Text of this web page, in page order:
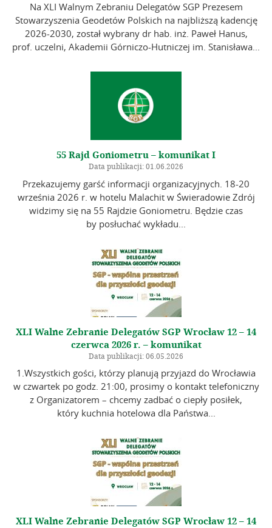
Na XLI Walnym Zebraniu Delegatów SGP Prezesem
Stowarzyszenia Geodetów Polskich na najbliższą kadencję
2026-2030, został wybrany dr hab. inż. Paweł Hanus,
prof. uczelni, Akademii Górniczo-Hutniczej im. Stanisława...
55 Rajd Goniometru – komunikat I
Data publikacji: 01.06.2026
Przekazujemy garść informacji organizacyjnych. 18-20
września 2026 r. w hotelu Malachit w Świeradowie Zdrój
widzimy się na 55 Rajdzie Goniometru. Będzie czas
by posłuchać wykładu...
XLI Walne Zebranie Delegatów SGP Wrocław 12 – 14
czerwca 2026 r. – komunikat
Data publikacji: 06.05.2026
1.Wszystkich gości, którzy planują przyjazd do Wrocławia
w czwartek po godz. 21:00, prosimy o kontakt telefoniczny
z Organizatorem – chcemy zadbać o ciepły posiłek,
który kuchnia hotelowa dla Państwa...
XLI Walne Zebranie Delegatów SGP Wrocław 12 – 14